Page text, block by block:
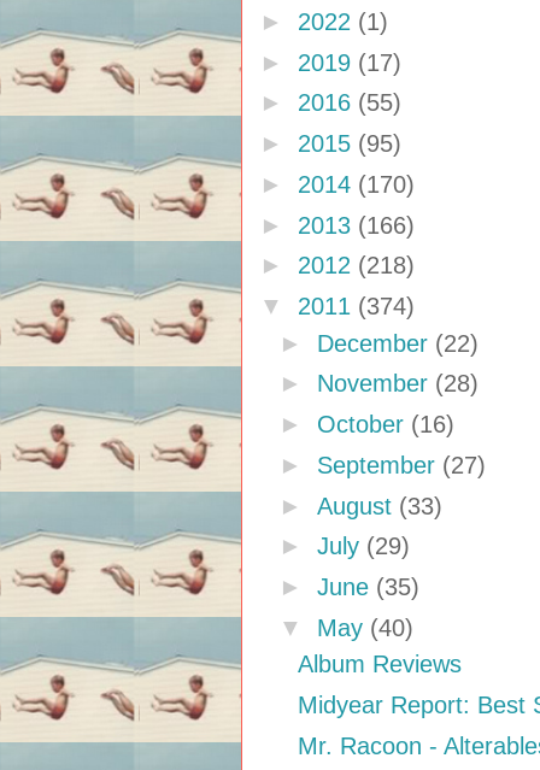
► 2022 (1)
► 2019 (17)
► 2016 (55)
► 2015 (95)
► 2014 (170)
► 2013 (166)
► 2012 (218)
▼ 2011 (374)
► December (22)
► November (28)
► October (16)
► September (27)
► August (33)
► July (29)
► June (35)
▼ May (40)
Album Reviews
Midyear Report: Best
Mr. Racoon -